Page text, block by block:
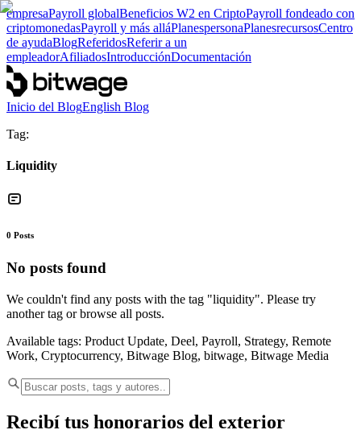
empresaPayroll globalBeneficios W2 en CriptoPayroll fondeado con
criptomonedasPayroll y más alláPlanespersonaPlanesrecursosCentro
de ayudaBlogReferidosReferir a un
empleadorAfiliadosIntroducciónDocumentación
Inicio del BlogEnglish Blog
Tag:
Liquidity
0 Posts
No posts found
We couldn't find any posts with the tag "liquidity". Please try
another tag or browse all posts.
Available tags: Product Update, Deel, Payroll, Strategy, Remote
Work, Cryptocurrency, Bitwage Blog, bitwage, Bitwage Media
Recibí tus honorarios del exterior